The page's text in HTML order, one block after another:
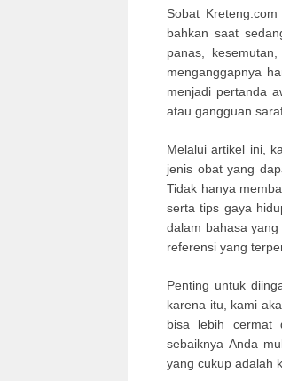
Sobat
bahkan saat
panas,
menganggapnya
menjadi pertanda
atau gangguan
Melalui artikel ini,
jenis obat yang
Tidak hanya
serta tips gaya
dalam bahasa
referensi yang
Penting untuk
karena itu, kami
bisa lebih cermat
sebaiknya Anda
yang cukup adalah